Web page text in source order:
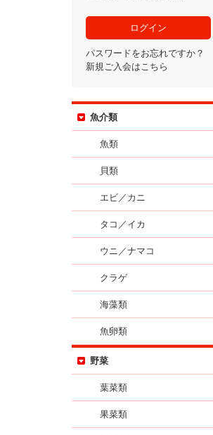
パスワードをお忘れですか？
新規ご入会はこちら
魚介類
魚類
貝類
エビ／カニ
タコ／イカ
ウニ／ナマコ
クラゲ
海藻類
魚卵類
野菜
葉菜類
果菜類